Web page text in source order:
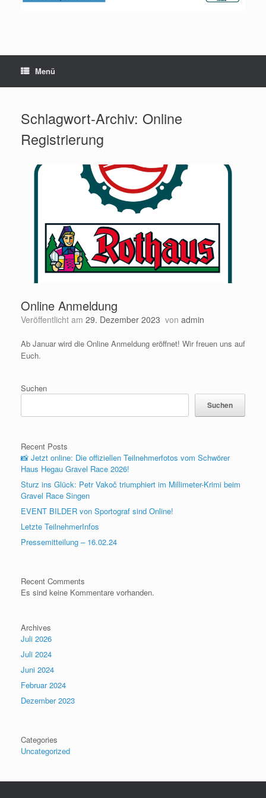
Menü
Schlagwort-Archiv: Online
Registrierung
Online Anmeldung
Veröffentlicht am 29. Dezember 2023 von admin
Ab Januar wird die Online Anmeldung eröffnet! Wir freuen uns auf
Euch.
Suchen
Suchen
Recent Posts
📸 Jetzt online: Die offiziellen Teilnehmerfotos vom Schwörer
Haus Hegau Gravel Race 2026!
Sturz ins Glück: Petr Vakoč triumphiert im Millimeter-Krimi beim
Gravel Race Singen
EVENT BILDER von Sportograf sind Online!
Letzte TeilnehmerInfos
Pressemitteilung – 16.02.24
Recent Comments
Es sind keine Kommentare vorhanden.
Archives
Juli 2026
Juli 2024
Juni 2024
Februar 2024
Dezember 2023
Categories
Uncategorized